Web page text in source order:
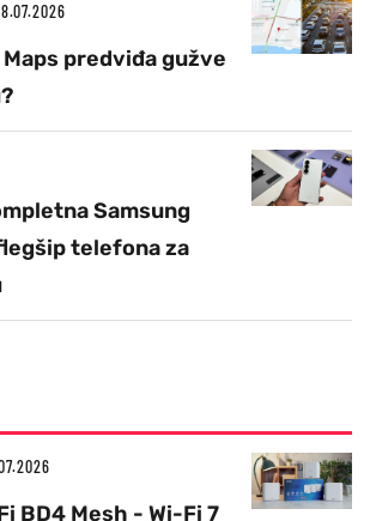
Maps predviđa gužve
Samsung
telefona za
BD4 Mesh - Wi-Fi 7